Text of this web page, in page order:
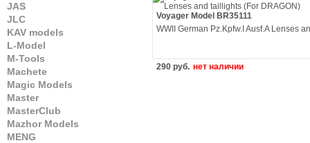
JAS
JLC
KAV models
L-Model
M-Tools
Machete
Magic Models
Master
MasterClub
Mazhor Models
MENG
Voyager Model BR35111
WWII German Pz.Kpfw.I Ausf.A Lenses
290 руб. нет наличии